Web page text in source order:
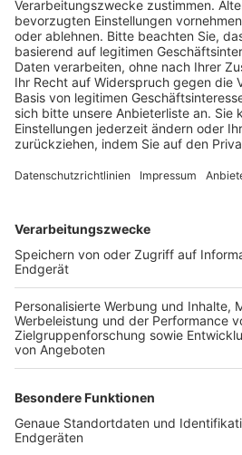
Schulungsangebot Vereinsmitarbeiter
BFV-Geschäftsstellen
Trainerbörse
Login SpielPlus
FOLGE DEM BFV
TOP-VEREINE
TOP-PARTNER